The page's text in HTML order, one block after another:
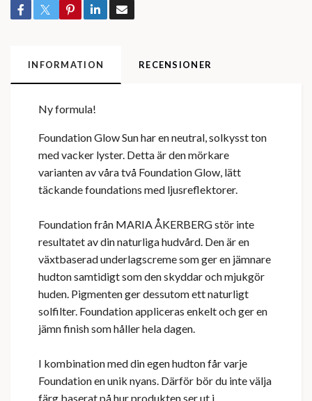
INFORMATION RECENSIONER
Ny formula!
Foundation Glow Sun har en neutral, solkysst ton
med vacker lyster. Detta är den mörkare
varianten av våra två Foundation Glow, lätt
täckande foundations med ljusreflektorer.
Foundation från MARIA ÅKERBERG stör inte
resultatet av din naturliga hudvård. Den är en
växtbaserad underlagscreme som ger en jämnare
hudton samtidigt som den skyddar och mjukgör
huden. Pigmenten ger dessutom ett naturligt
solfilter. Foundation appliceras enkelt och ger en
jämn finish som håller hela dagen.
I kombination med din egen hudton får varje
Foundation en unik nyans. Därför bör du inte välja
färg baserat på hur produkten ser ut i